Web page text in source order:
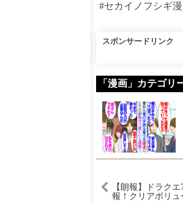
#セカイノフシギ
スポンサードリンク
「漫画」カテゴリ
【朗報】ドラク
報！クリアボリ